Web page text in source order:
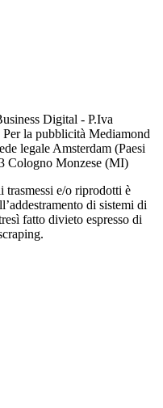
Digital - P.Iva
la pubblicità Mediamond
legale Amsterdam (Paesi
Cologno Monzese (MI)
trasmessi e/o riprodotti è
di sistemi di
fatto divieto espresso di